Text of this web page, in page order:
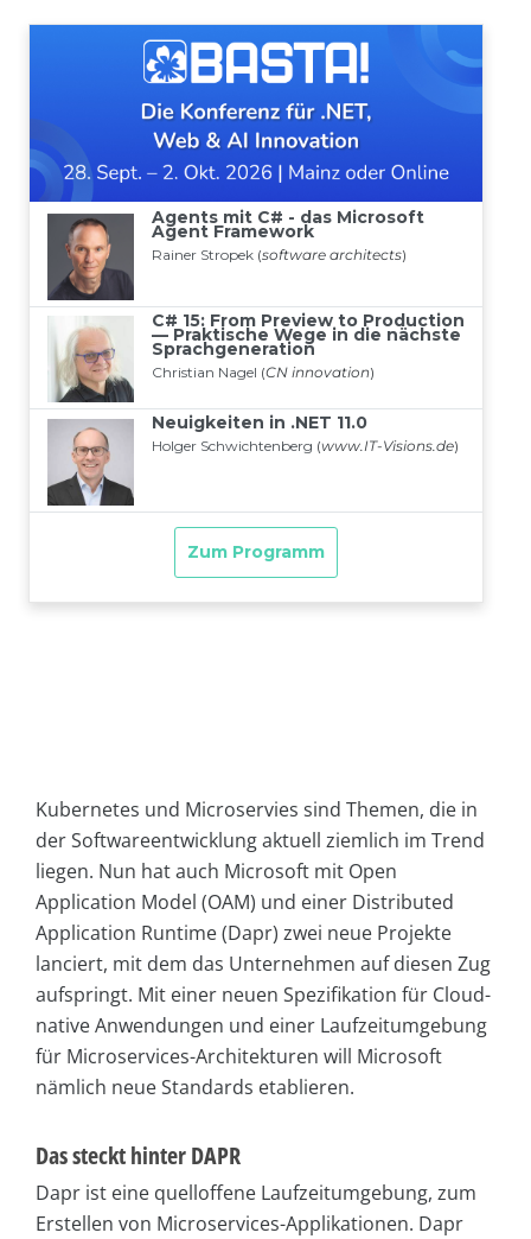
Kubernetes und Microservies sind Themen, die in
der Softwareentwicklung aktuell ziemlich im Trend
liegen. Nun hat auch Microsoft mit Open
Application Model (OAM) und einer Distributed
Application Runtime (Dapr) zwei neue Projekte
lanciert, mit dem das Unternehmen auf diesen Zug
aufspringt. Mit einer neuen Spezifikation für Cloud-
native Anwendungen und einer Laufzeitumgebung
für Microservices-Architekturen will Microsoft
nämlich neue Standards etablieren.
Das steckt hinter DAPR
Dapr ist eine quelloffene Laufzeitumgebung, zum
Erstellen von Microservices-Applikationen. Dapr